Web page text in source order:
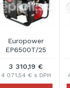
Europower
EP6500T/25
3 310,19 €
4 071,54 € s DPH